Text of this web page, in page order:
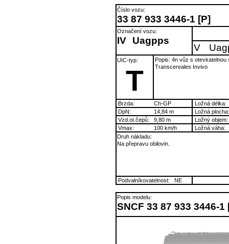
Číslo vozu:
33 87 933 3446-1 [P]
Označení vozu:
IV Uagpps
V
UIC-typ:
T
Popis: 4n vůz s oteviratelnou
Transcereales Invivo
Brzda: Ch-GP
Ložná délka:
DpN:
14,84 m
Ložná plocha:
Vzd.ot.čepů:
9,80 m
Ložný objem:
Vmax:
100 km/h
Ložná váha:
Druh nákladu:
Na přepravu obilovin.
Podvalníkovatelnost: NE
Popis modelu:
SNCF 33 87 933 3446-